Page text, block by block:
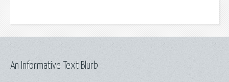
An Informative Text Blurb